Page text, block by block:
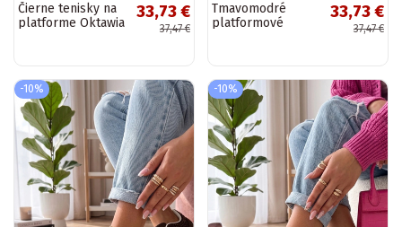
Čierne tenisky na
platforme Oktawia
33,73 €
37,47 €
Tmavomodré
platformové
33,73 €
37,47 €
-10% -10%